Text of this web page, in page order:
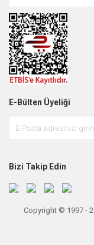
E-Bülten Üyeliği
Bizi Takip Edin
Copyright © 1997 -